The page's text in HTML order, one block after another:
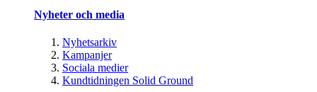
Nyheter och media
Nyhetsarkiv
Kampanjer
Sociala medier
Kundtidningen Solid Ground